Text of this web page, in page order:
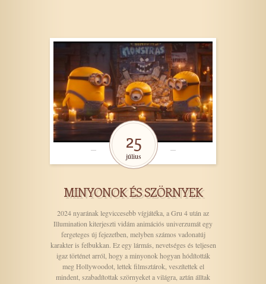
25
július
MINYONOK ÉS SZÖRNYEK
2024 nyarának legviccesebb vígjátéka, a Gru 4 után az
Illumination kiterjeszti vidám animációs univerzumát egy
fergeteges új fejezetben, melyben számos vadonatúj
karakter is felbukkan. Ez egy lármás, nevetséges és teljesen
igaz történet arról, hogy a minyonok hogyan hódították
meg Hollywoodot, lettek filmsztárok, veszítettek el
mindent, szabadítottak szörnyeket a világra, aztán álltak